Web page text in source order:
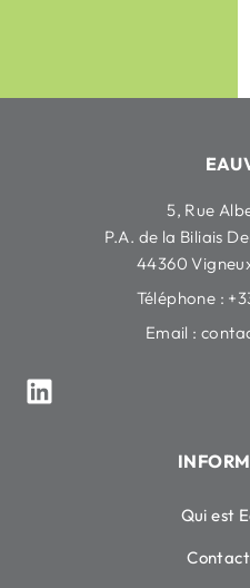
5, Rue
P.A. de la Biliais
44360
Téléphone :
Email :
Qui est